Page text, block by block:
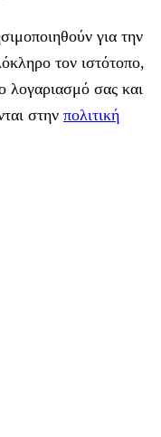
για την
τον ιστότοπο,
λογαριασμό σας και
στην πολιτική